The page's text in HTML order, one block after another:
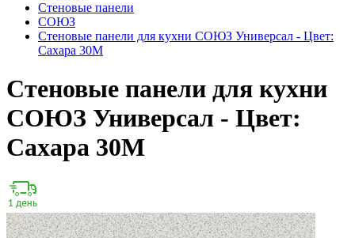
Стеновые панели
СОЮЗ
Стеновые панели для кухни СОЮЗ Универсал - Цвет:
Сахара 30М
Стеновые панели для кухни
СОЮЗ Универсал - Цвет:
Сахара 30М